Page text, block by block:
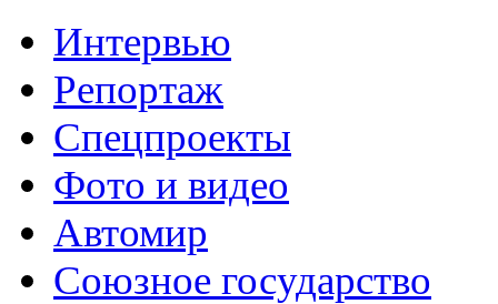
Интервью
Репортаж
Спецпроекты
Фото и видео
Автомир
Союзное государство